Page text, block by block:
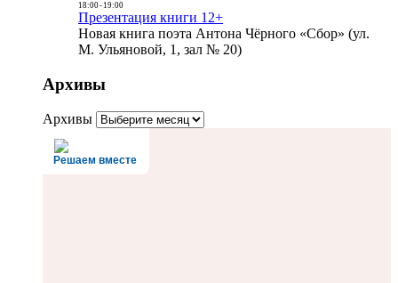
18:00- 19:00
Презентация книги 12+
Новая книга поэта Антона Чёрного «Сбор» (ул.
М. Ульяновой, 1, зал № 20)
Архивы
Архивы
Решаем вместе